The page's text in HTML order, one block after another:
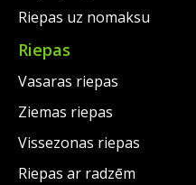
Riepas uz nomaksu
Riepas
Vasaras riepas
Ziemas riepas
Vissezonas riepas
Riepas ar radzēm